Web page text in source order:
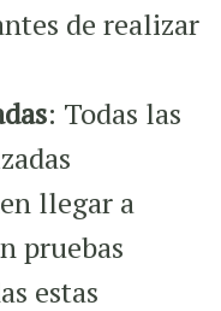
de realizar
: Todas las
llegar a
pruebas
estas